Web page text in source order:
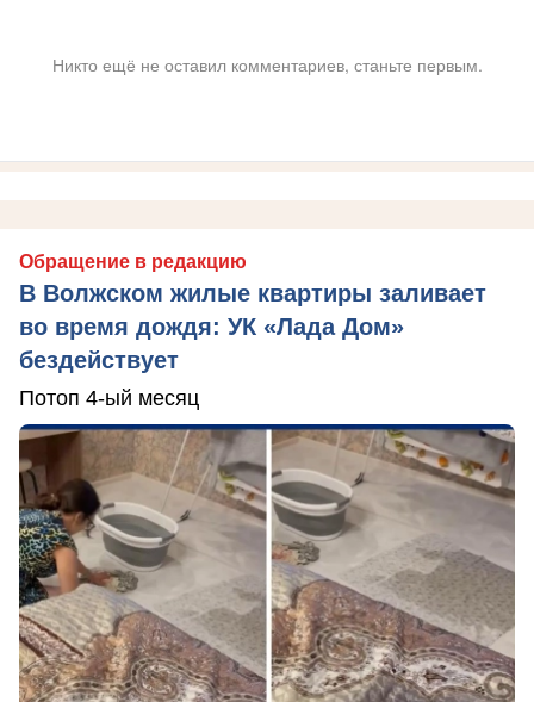
Никто ещё не оставил комментариев, станьте первым.
Обращение в редакцию
В Волжском жилые квартиры заливает
во время дождя: УК «Лада Дом»
бездействует
Потоп 4-ый месяц